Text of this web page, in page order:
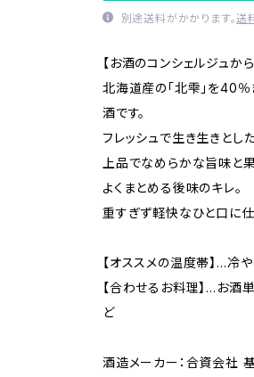
別途送料がかかります。送
【お酒のコンシェルジュから
北海道産の「北雫」を40
酒です。
フレッシュで生き生きとし
上品でなめらかな旨味と
よくまとめる後味のキレ。
重すぎず軽快なひと口に仕
【オススメの温度帯】…冷や
【合わせるお料理】…お酒
ど
酒造メーカー：合資会社